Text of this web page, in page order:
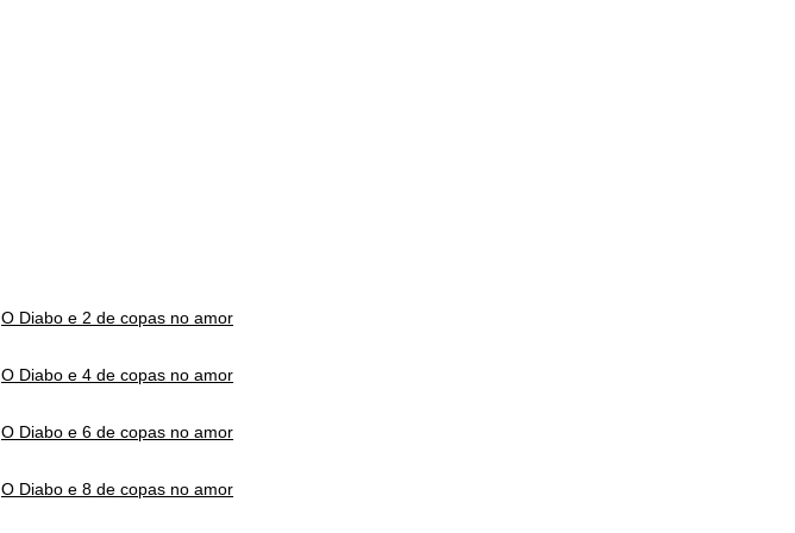
O Diabo e 2 de copas no amor
O Diabo e 4 de copas no amor
O Diabo e 6 de copas no amor
O Diabo e 8 de copas no amor